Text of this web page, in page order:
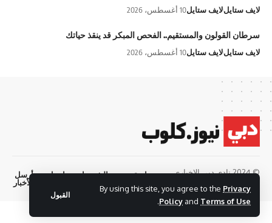
By using this site, you agree to the Privacy
Policy and Terms of Use
.
القبول
لايف ستايللايف ستايل10 أغسطس، 2026
سرطان القولون والمستقيم.. الفحص المبكر قد ينقذ حياتك
لايف ستايللايف ستايل10 أغسطس، 2026
© 2024 نادي دبي الإخباري.
جميع الحقوق محفوظة
سياسة
الشروط
اتصل
أرسل
الأخبار